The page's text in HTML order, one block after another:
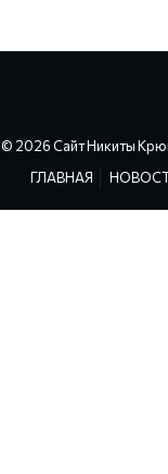
© 2026 Сайт Никиты
ГЛАВНАЯ